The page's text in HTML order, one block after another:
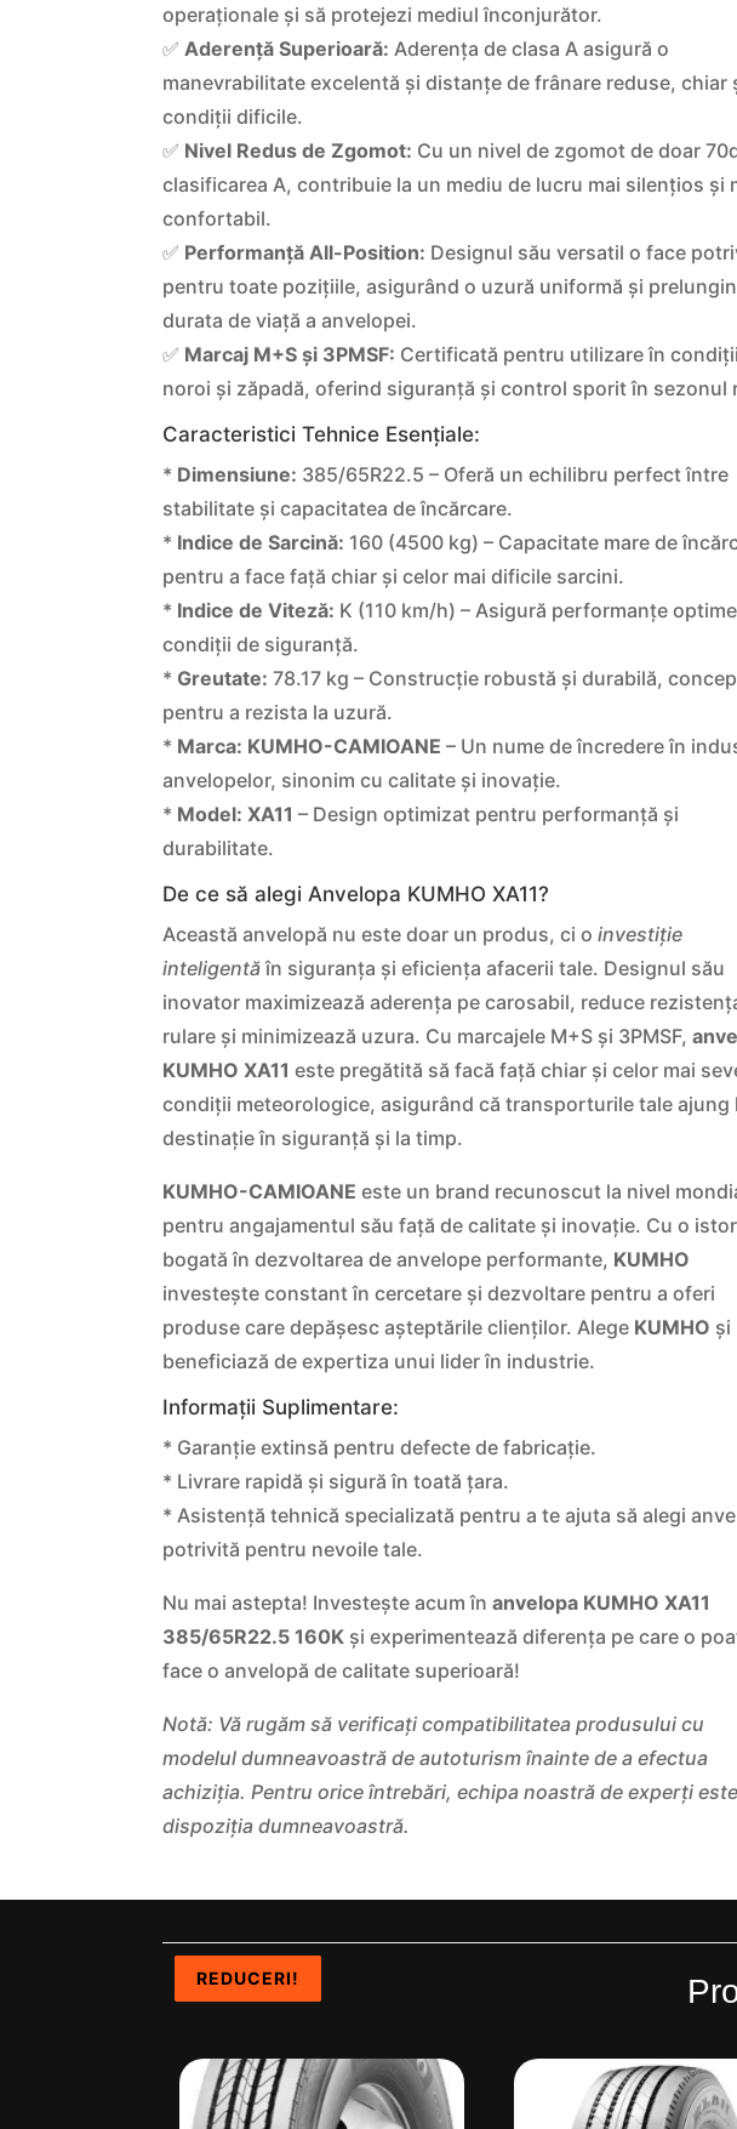
operaționale și să protejezi mediul înconjurător.
✅ Aderență Superioară: Aderența de clasa A asigură o
manevrabilitate excelentă și distanțe de frânare reduse, chiar
condiții dificile.
✅ Nivel Redus de Zgomot: Cu un nivel de zgomot de doar
clasificarea A, contribuie la un mediu de lucru mai silențios și
confortabil.
✅ Performanță All-Position: Designul său versatil o face
pentru toate pozițiile, asigurând o uzură uniformă și
durata de viață a anvelopei.
✅ Marcaj M+S și 3PMSF: Certificată pentru utilizare în
noroi și zăpadă, oferind siguranță și control sporit în sezonul
Caracteristici Tehnice Esențiale:
* Dimensiune: 385/65R22.5 – Oferă un echilibru perfect între
stabilitate și capacitatea de încărcare.
* Indice de Sarcină: 160 (4500 kg) – Capacitate mare de
pentru a face față chiar și celor mai dificile sarcini.
* Indice de Viteză: K (110 km/h) – Asigură performanțe
condiții de siguranță.
* Greutate: 78.17 kg – Construcție robustă și durabilă,
pentru a rezista la uzură.
* Marca: KUMHO-CAMIOANE – Un nume de încredere în
anvelopelor, sinonim cu calitate și inovație.
* Model: XA11 – Design optimizat pentru performanță și
durabilitate.
De ce să alegi Anvelopa KUMHO XA11?
Această anvelopă nu este doar un produs, ci oinvestiție
inteligentăîn siguranța și eficiența afacerii tale. Designul său
inovator maximizează aderența pe carosabil, reduce
rulare și minimizează uzura. Cu marcajele M+S și 3PMSF,
KUMHO XA11 este pregătită să facă față chiar și celor mai
condiții meteorologice, asigurând că transporturile tale ajung
destinație în siguranță și la timp.
KUMHO-CAMIOANE este un brand recunoscut la nivel
pentru angajamentul său față de calitate și inovație. Cu o
bogată în dezvoltarea de anvelope performante, KUMHO
investește constant în cercetare și dezvoltare pentru a oferi
produse care depășesc așteptările clienților. Alege KUMHO și
beneficiază de expertiza unui lider în industrie.
Informații Suplimentare:
* Garanție extinsă pentru defecte de fabricație.
* Livrare rapidă și sigură în toată țara.
* Asistență tehnică specializată pentru a te ajuta să alegi
potrivită pentru nevoile tale.
Nu mai astepta! Investește acum înanvelopa KUMHO XA11
385/65R22.5 160K și experimentează diferența pe care o
face o anvelopă de calitate superioară!
Notă: Vă rugăm să verificați compatibilitatea produsului cu
modelul dumneavoastră de autoturism înainte de a efectua
achiziția. Pentru orice întrebări, echipa noastră de experți
dispoziția dumneavoastră.
REDUCERI!
REDUCERI!
REDUCERI!
REDUCERI!